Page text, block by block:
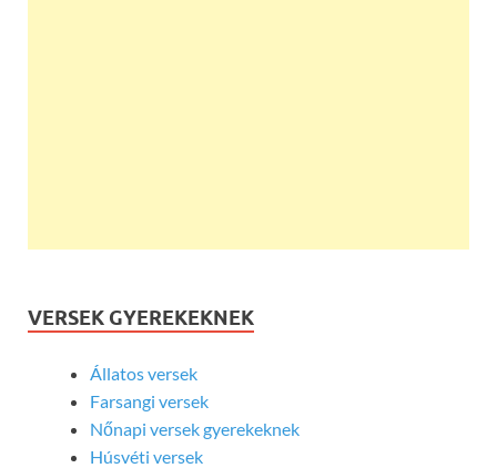
VERSEK GYEREKEKNEK
Állatos versek
Farsangi versek
Nőnapi versek gyerekeknek
Húsvéti versek